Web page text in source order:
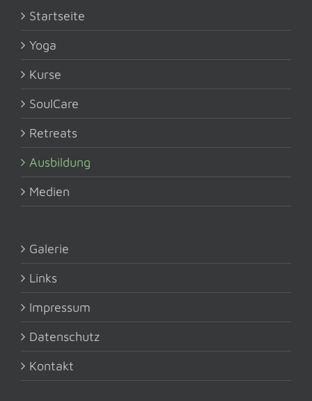
Startseite
Yoga
Kurse
SoulCare
Retreats
Ausbildung
Medien
Galerie
Links
Impressum
Datenschutz
Kontakt